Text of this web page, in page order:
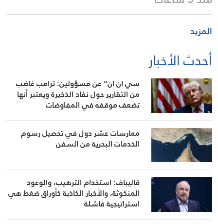
المزيد
أحدث الأخبار
سي ان ان” عن مسؤولين: ترامب غاضب
من التقارير حول نفاد الذخيرة ويعتبر أنها
تضعف موقفه في المفاوضات
ممارسات عشر دول في تحصيل رسوم
الخدمات البحرية من السفن
قاليباف: استخدام الترهيب، والوعود
المنكوثة، والأخبار الكاذبة كأوراق ضغط هي
استراتيجية فاشلة